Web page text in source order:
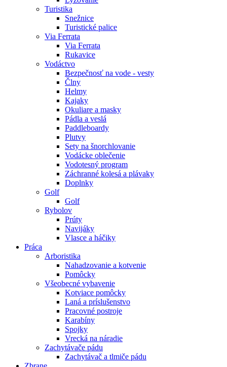
Turistika
Snežnice
Turistické palice
Via Ferrata
Via Ferrata
Rukavice
Vodáctvo
Bezpečnosť na vode - vesty
Člny
Helmy
Kajaky
Okuliare a masky
Pádla a veslá
Paddleboardy
Plutvy
Sety na šnorchlovanie
Vodácke oblečenie
Vodotesný program
Záchranné kolesá a plávaky
Doplnky
Golf
Golf
Rybolov
Prúty
Navijáky
Vlasce a háčiky
Práca
Arboristika
Nahadzovanie a kotvenie
Pomôcky
Všeobecné vybavenie
Kotviace pomôcky
Laná a príslušenstvo
Pracovné postroje
Karabíny
Spojky
Vrecká na náradie
Zachytávače pádu
Zachytávač a tlmiče pádu